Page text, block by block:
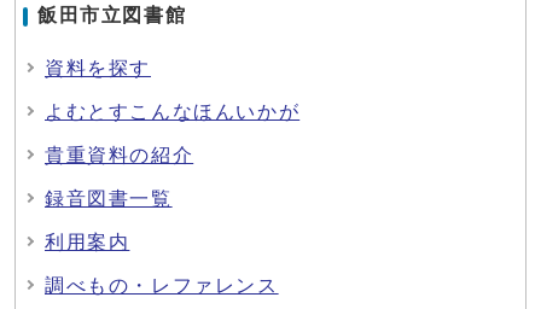
飯田市立図書館
資料を探す
よむとすこんなほんいかが
貴重資料の紹介
録音図書一覧
利用案内
調べもの・レファレンス